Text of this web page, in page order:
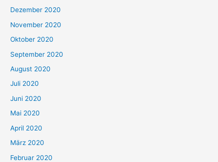
Dezember 2020
November 2020
Oktober 2020
September 2020
August 2020
Juli 2020
Juni 2020
Mai 2020
April 2020
März 2020
Februar 2020